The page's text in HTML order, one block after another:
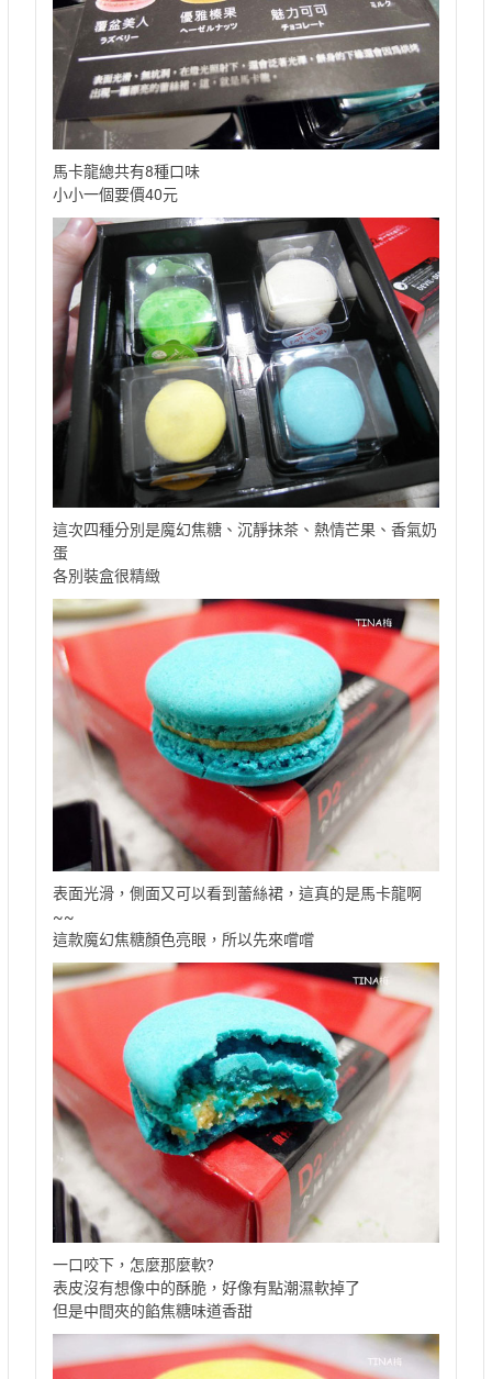
馬卡龍總共有8種口味
小小一個要價40元
這次四種分別是魔幻焦糖、沉靜抹茶、熱情芒果、香氣奶
蛋
各別裝盒很精緻
表面光滑，側面又可以看到蕾絲裙，這真的是馬卡龍啊
~~
這款魔幻焦糖顏色亮眼，所以先來嚐嚐
一口咬下，怎麼那麼軟?
表皮沒有想像中的酥脆，好像有點潮濕軟掉了
但是中間夾的餡焦糖味道香甜